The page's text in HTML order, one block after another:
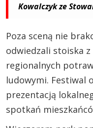
Kowalczyk ze
Poza sceną nie
odwiedzali stoiska
regionalnych
ludowymi. Festiwal
prezentacją
spotkań